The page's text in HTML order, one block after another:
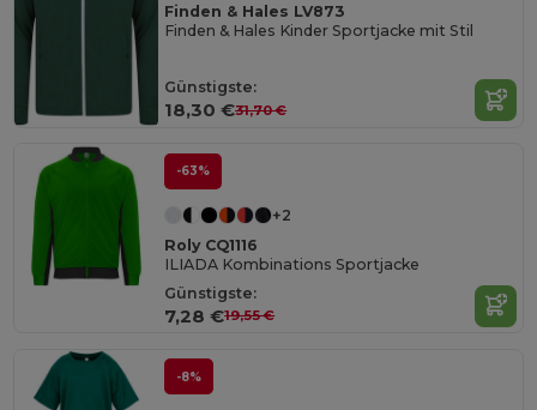
Finden & Hales LV873
Finden & Hales Kinder Sportjacke mit Stil
Günstigste:
18,30 €31,70 €
-63%
+2
Roly CQ1116
ILIADA Kombinations Sportjacke
Günstigste:
7,28 €19,55 €
-8%